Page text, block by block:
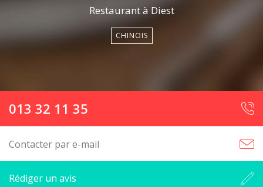
Restaurant à Diest
CHINOIS
013 32 11 35
Contacter par e-mail
Rédiger un avis